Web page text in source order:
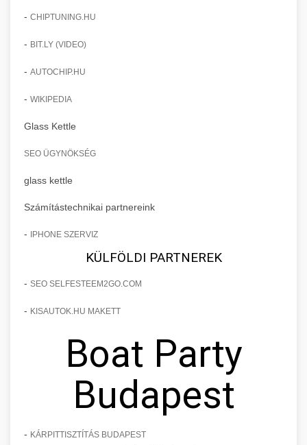
- CHIPTUNING.HU
- BIT.LY (VIDEO)
- AUTOCHIP.HU
- WIKIPEDIA
Glass Kettle
SEO ÜGYNÖKSÉG
glass kettle
Számítástechnikai partnereink
- IPHONE SZERVIZ
KÜLFÖLDI PARTNEREK
- SEO SELFESTEEM2GO.COM
- KISAUTOK.HU MAKETT
Boat Party
Budapest
- KÁRPITTISZTÍTÁS BUDAPEST